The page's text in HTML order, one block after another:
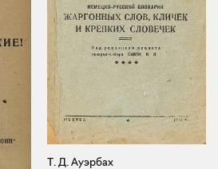
Т. Д. Ауэрбах